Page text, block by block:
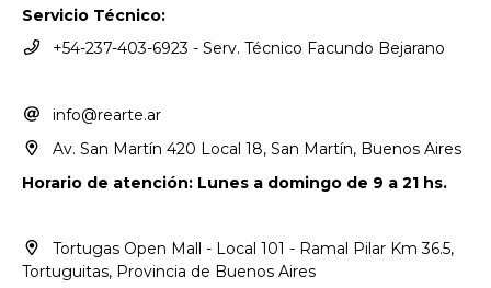
Servicio Técnico:
+54-237-403-6923 - Serv. Técnico Facundo Bejarano
info@rearte.ar
Av. San Martín 420 Local 18, San Martín, Buenos Aires
Horario de atención: Lunes a domingo de 9 a 21 hs.
Tortugas Open Mall - Local 101 - Ramal Pilar Km 36.5,
Tortuguitas, Provincia de Buenos Aires